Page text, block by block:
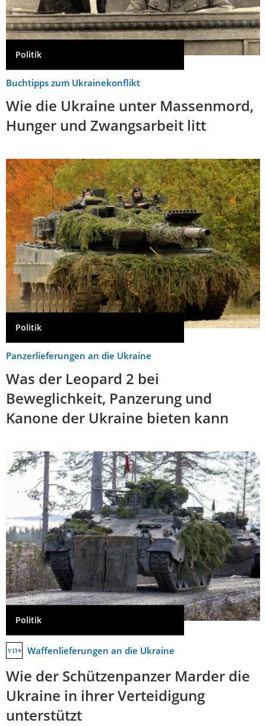
Politik
Buchtipps zum Ukrainekonflikt
Wie die Ukraine unter Massenmord,
Hunger und Zwangsarbeit litt
Politik
Panzerlieferungen an die Ukraine
Was der Leopard 2 bei
Beweglichkeit, Panzerung und
Kanone der Ukraine bieten kann
Politik
Waffenlieferungen an die Ukraine
Wie der Schützenpanzer Marder die
Ukraine in ihrer Verteidigung
unterstützt